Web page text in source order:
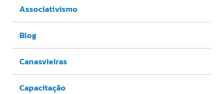
Associativismo
Blog
Canasvieiras
Capacitação